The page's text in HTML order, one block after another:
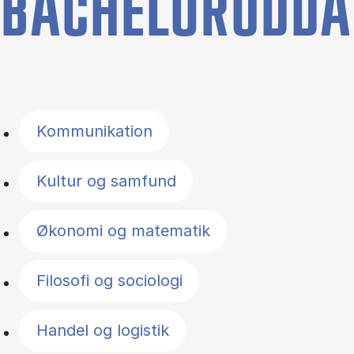
Kommunikation
Kultur og samfund
Økonomi og matematik
Filosofi og sociologi
Handel og logistik